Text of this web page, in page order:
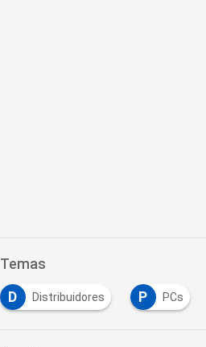
Temas
D Distribuidores P PCs